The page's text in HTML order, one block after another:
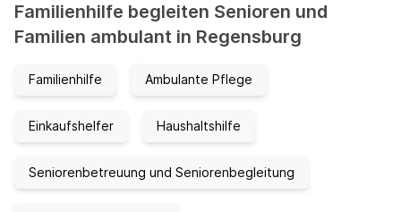
Familienhilfe begleiten Senioren und
Familien ambulant in Regensburg
Familienhilfe Ambulante Pflege
Einkaufshelfer Haushaltshilfe
Seniorenbetreuung und Seniorenbegleitung